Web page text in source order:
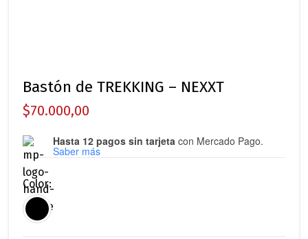
Bastón de TREKKING – NEXXT
$70.000,00
Hasta 12 pagos sin tarjeta con Mercado Pago.
Saber más
Color